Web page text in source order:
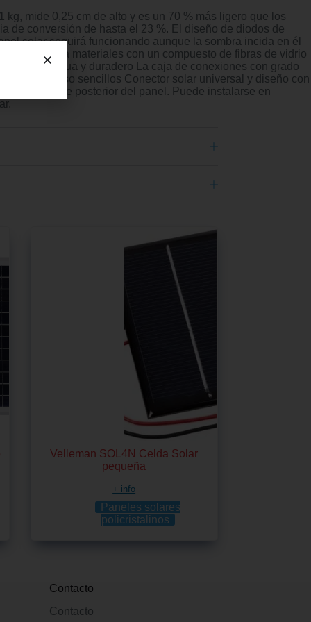
mide 0,25 cm de alto y es un 70 % más ligero que los
de conversión de hasta el 23 %. El diseño de diodos de
solar seguirá funcionando aunque la sombra incida en él
utiliza materiales con un compuesto de fibras de vidrio
al agua y duradero La caja de conexiones con grado
y uso sencillos Conector solar universal y diseño con
en la parte posterior del panel. Puede instalarse en
Velleman SOL4N Celda Solar
pequeña
+ info
Paneles solares
policristalinos
Contacto
Contacto